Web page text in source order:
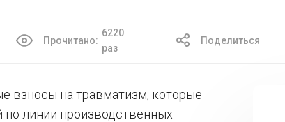
Прочитано:
6220
раз
Поделиться
взносы на травматизм, которые
по линии производственных